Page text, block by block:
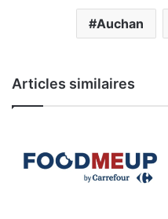
Auchan
Articles similaires